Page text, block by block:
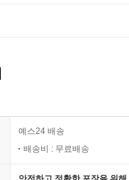
예스24 배송
배송비 : 무료배송